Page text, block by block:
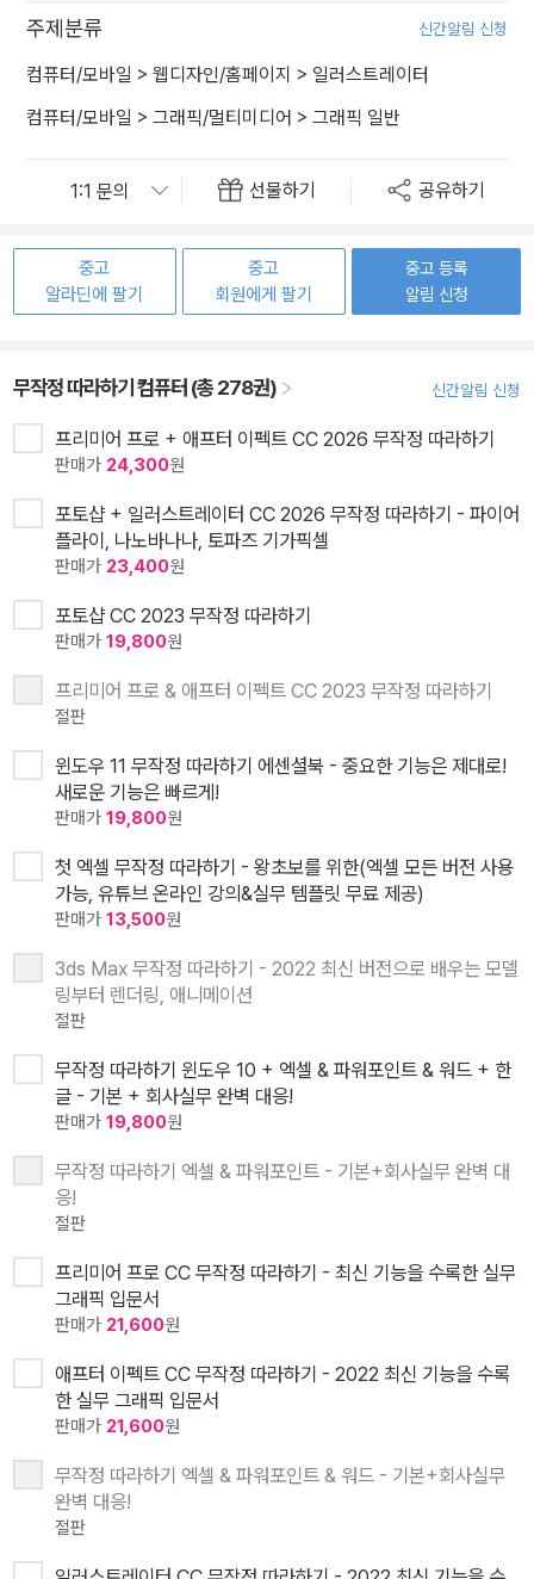
주제분류 신간알림 신청
컴퓨터/모바일 > 웹디자인/홈페이지 > 일러스트레이터
컴퓨터/모바일 > 그래픽/멀티미디어 > 그래픽 일반
선물하기 공유하기
중고
알라딘에 팔기
중고
회원에게 팔기
중고 등록
알림 신청
무작정 따라하기 컴퓨터 (총 278권) 신간알림 신청
프리미어 프로 + 애프터 이펙트 CC 2026 무작정 따라하기
판매가 24,300원
포토샵 + 일러스트레이터 CC 2026 무작정 따라하기 - 파이어
플라이, 나노바나나, 토파즈 기가픽셀
판매가 23,400원
포토샵 CC 2023 무작정 따라하기
판매가 19,800원
프리미어 프로 & 애프터 이펙트 CC 2023 무작정 따라하기
절판
윈도우 11 무작정 따라하기 에센셜북 - 중요한 기능은 제대로!
새로운 기능은 빠르게!
판매가 19,800원
첫 엑셀 무작정 따라하기 - 왕초보를 위한(엑셀 모든 버전 사용
가능, 유튜브 온라인 강의&실무 템플릿 무료 제공)
판매가 13,500원
3ds Max 무작정 따라하기 - 2022 최신 버전으로 배우는 모델
링부터 렌더링, 애니메이션
절판
무작정 따라하기 윈도우 10 + 엑셀 & 파워포인트 & 워드 + 한
글 - 기본 + 회사실무 완벽 대응!
판매가 19,800원
무작정 따라하기 엑셀 & 파워포인트 - 기본+회사실무 완벽 대
응!
절판
프리미어 프로 CC 무작정 따라하기 - 최신 기능을 수록한 실무
그래픽 입문서
판매가 21,600원
애프터 이펙트 CC 무작정 따라하기 - 2022 최신 기능을 수록
한 실무 그래픽 입문서
판매가 21,600원
무작정 따라하기 엑셀 & 파워포인트 & 워드 - 기본+회사실무
완벽 대응!
절판